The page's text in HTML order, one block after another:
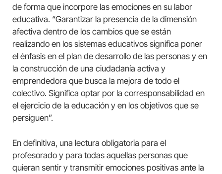
de forma que incorpore las emociones en su labor
educativa. “Garantizar la presencia de la dimensión
afectiva dentro de los cambios que se están
realizando en los sistemas educativos significa poner
el énfasis en el plan de desarrollo de las personas y en
la construcción de una ciudadanía activa y
emprendedora que busca la mejora de todo el
colectivo. Significa optar por la corresponsabilidad en
el ejercicio de la educación y en los objetivos que se
persiguen”.
En definitiva, una lectura obligatoria para el
profesorado y para todas aquellas personas que
quieran sentir y transmitir emociones positivas ante la